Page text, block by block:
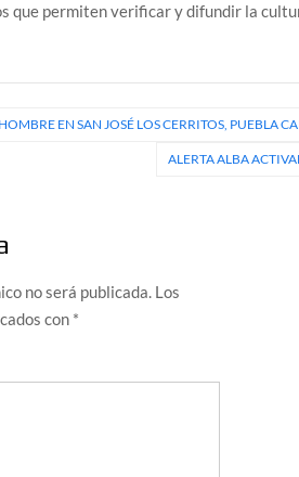
que permiten verificar y difundir la
EN SAN JOSÉ LOS CERRITOS, PUEBLA
ALERTA ALBA
no será publicada. Los
con *